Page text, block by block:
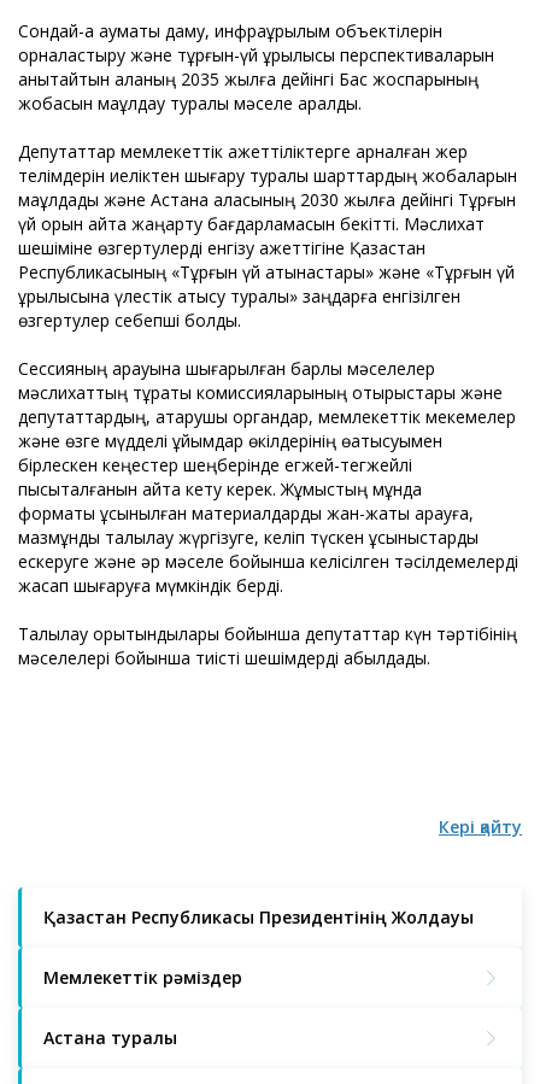
Қазақстан Республикасы Президентінің Жолдауы
Мемлекеттік рәміздер
Астана туралы
Сондай-ақ аумақтық даму, инфрақұрылым объектілерін
орналастыру және тұрғын-үй құрылысы перспективаларын
анықтайтын қаланың 2035 жылға дейінгі Бас жоспарының
жобасын мақұлдау туралы мәселе қаралды.
Депутаттар мемлекеттік қажеттіліктерге арналған жер
телімдерін иеліктен шығару туралы шарттардың жобаларын
мақұлдады және Астана қаласының 2030 жылға дейінгі Тұрғын
үй қорын қайта жаңарту бағдарламасын бекітті. Мәслихат
шешіміне өзгертулерді енгізу қажеттігіне Қазақстан
Республикасының «Тұрғын үй қатынастары» және «Тұрғын үй
құрылысына үлестік қатысу туралы» заңдарға енгізілген
өзгертулер себепші болды.
Сессияның қарауына шығарылған барлық мәселелер
мәслихаттың тұрақты комиссияларының отырыстары және
депутаттардың, атқарушы органдар, мемлекеттік мекемелер
және өзге мүдделі ұйымдар өкілдерінің өатысуымен
бірлескен кеңестер шеңберінде егжей-тегжейлі
пысықталғанын айта кету керек. Жұмыстың мұнда
форматы ұсынылған материалдарды жан-жақты қарауға,
мазмұнды талқылау жүргізуге, келіп түскен ұсыныстарды
ескеруге және әр мәселе бойынша келісілген тәсілдемелерді
жасап шығаруға мүмкіндік берді.
Талқылау қорытындылары бойынша депутаттар күн тәртібінің
мәселелері бойынша тиісті шешімдерді қабылдады.
Кері қайту